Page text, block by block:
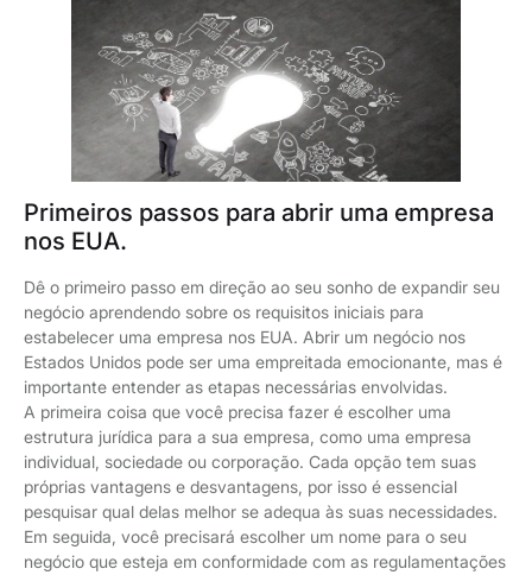
Primeiros passos para abrir uma empresa
nos EUA.
Dê o primeiro passo em direção ao seu sonho de expandir seu
negócio aprendendo sobre os requisitos iniciais para
estabelecer uma empresa nos EUA. Abrir um negócio nos
Estados Unidos pode ser uma empreitada emocionante, mas é
importante entender as etapas necessárias envolvidas.
A primeira coisa que você precisa fazer é escolher uma
estrutura jurídica para a sua empresa, como uma empresa
individual, sociedade ou corporação. Cada opção tem suas
próprias vantagens e desvantagens, por isso é essencial
pesquisar qual delas melhor se adequa às suas necessidades.
Em seguida, você precisará escolher um nome para o seu
negócio que esteja em conformidade com as regulamentações